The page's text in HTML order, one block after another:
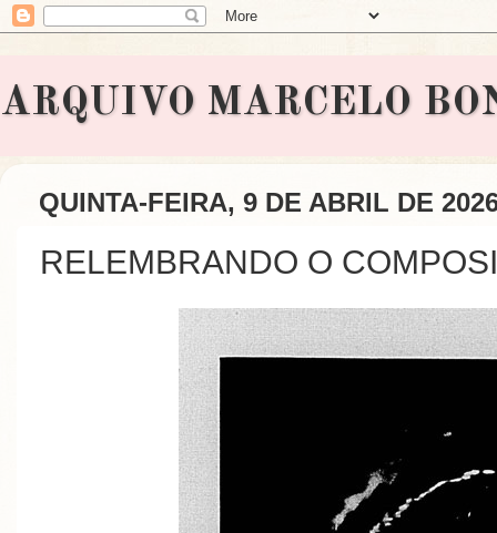
ARQUIVO MARCELO
QUINTA-FEIRA, 9 DE ABRIL DE
RELEMBRANDO O